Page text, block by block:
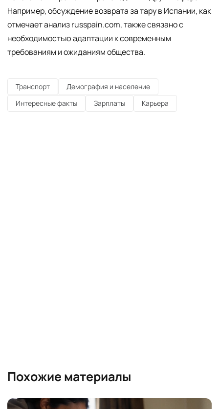
Например, обсуждение возврата за тару в Испании, как
отмечает анализ russpain.com, также связано с
необходимостью адаптации к современным
требованиям и ожиданиям общества.
Транспорт
Демография и население
Интересные факты
Зарплаты Карьера
Похожие материалы